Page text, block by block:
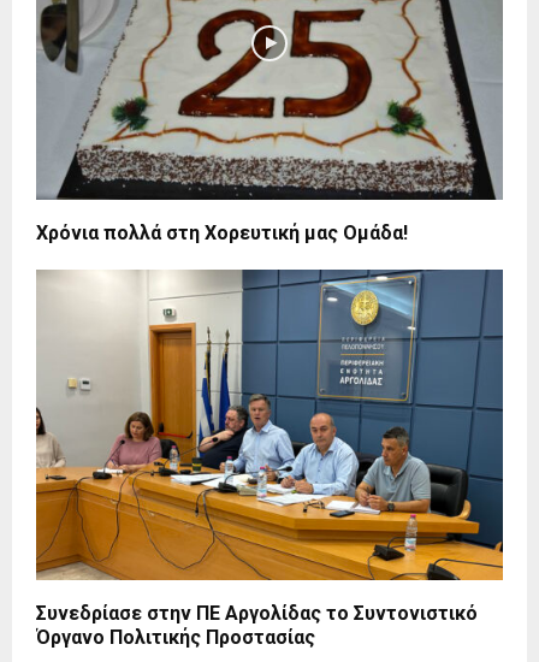
Χρόνια πολλά στη Χορευτική μας Ομάδα!
Συνεδρίασε στην ΠΕ Αργολίδας το Συντονιστικό
Όργανο Πολιτικής Προστασίας